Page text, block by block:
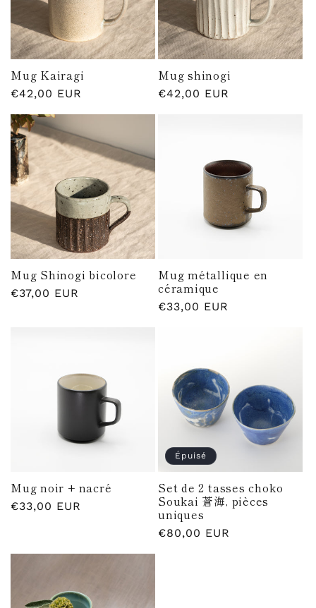
Mug Kairagi
Prix
€42,00 EUR
Mug shinogi
Prix
€42,00 EUR
Mug Shinogi bicolore
Prix
€37,00 EUR
Mug métallique en
céramique
Prix
€33,00 EUR
Mug noir + nacré
Prix
€33,00 EUR
Épuisé
Set de 2 tasses choko
Soukai 蒼海, pièces
uniques
Prix
€80,00 EUR